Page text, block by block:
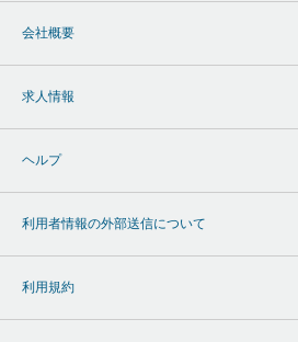
会社概要
求人情報
ヘルプ
利用者情報の外部送信について
利用規約